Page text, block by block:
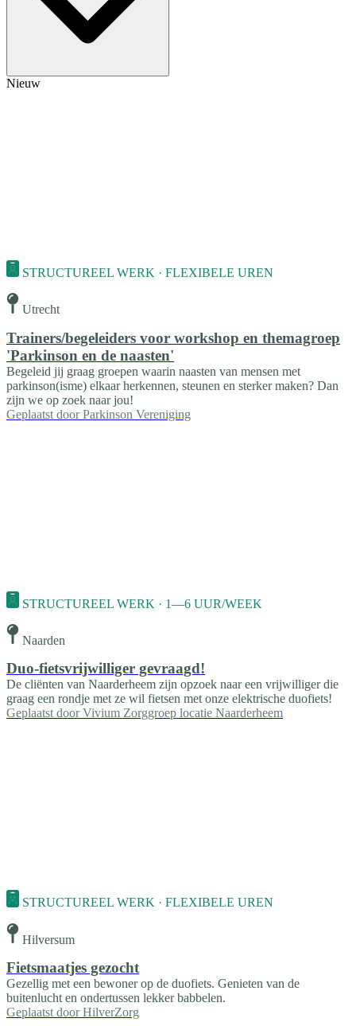
Nieuw
STRUCTUREEL WERK · FLEXIBELE UREN
Utrecht
Trainers/begeleiders voor workshop en themagroep
'Parkinson en de naasten'
Begeleid jij graag groepen waarin naasten van mensen met
parkinson(isme) elkaar herkennen, steunen en sterker maken? Dan
zijn we op zoek naar jou!
Geplaatst door Parkinson Vereniging
STRUCTUREEL WERK · 1—6 UUR/WEEK
Naarden
Duo-fietsvrijwilliger gevraagd!
De cliënten van Naarderheem zijn opzoek naar een vrijwilliger die
graag een rondje met ze wil fietsen met onze elektrische duofiets!
Geplaatst door Vivium Zorggroep locatie Naarderheem
STRUCTUREEL WERK · FLEXIBELE UREN
Hilversum
Fietsmaatjes gezocht
Gezellig met een bewoner op de duofiets. Genieten van de
buitenlucht en ondertussen lekker babbelen.
Geplaatst door HilverZorg